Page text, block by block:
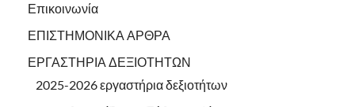
Επικοινωνία
ΕΠΙΣΤΗΜΟΝΙΚΑ ΑΡΘΡΑ
ΕΡΓΑΣΤΗΡΙΑ ΔΕΞΙΟΤΗΤΩΝ
2025-2026 εργαστήρια δεξιοτήτων